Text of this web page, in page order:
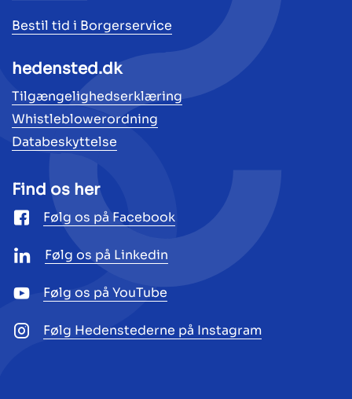
Bestil tid i Borgerservice
hedensted.dk
Tilgængelighedserklæring
Whistleblowerordning
Databeskyttelse
Find os her
Følg os på Facebook
Følg os på Linkedin
Følg os på YouTube
Følg Hedenstederne på Instagram